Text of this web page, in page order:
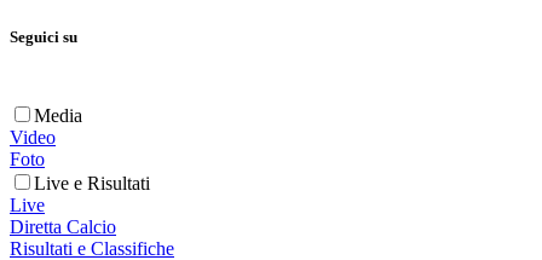
Seguici su
Media
Video
Foto
Live e Risultati
Live
Diretta Calcio
Risultati e Classifiche